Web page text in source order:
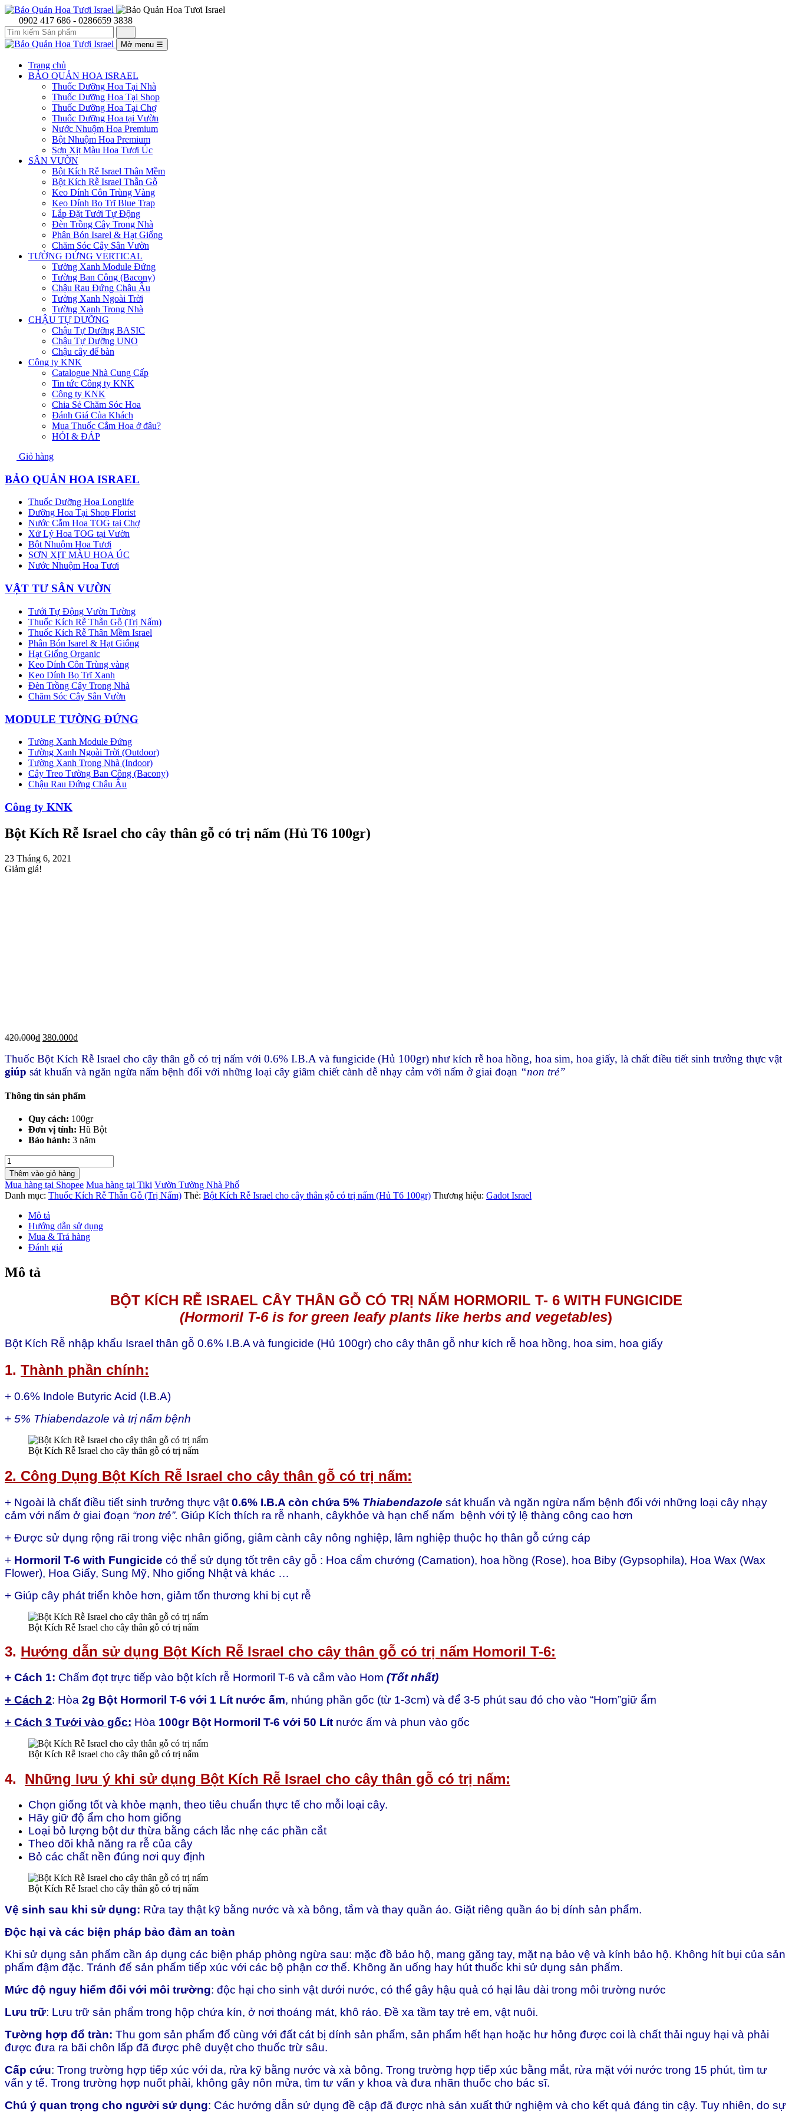
0902 417 686 - 0286659 3838
Mở menu ☰
Trang chủ
BẢO QUẢN HOA ISRAEL
Thuốc Dưỡng Hoa Tại Nhà
Thuốc Dưỡng Hoa Tại Shop
Thuốc Dưỡng Hoa Tại Chợ
Thuốc Dưỡng Hoa tại Vườn
Nước Nhuộm Hoa Premium
Bột Nhuộm Hoa Premium
Sơn Xịt Màu Hoa Tươi Úc
SÂN VƯỜN
Bột Kích Rễ Israel Thân Mềm
Bột Kích Rễ Israel Thẫn Gỗ
Keo Dính Côn Trùng Vàng
Keo Dính Bọ Trĩ Blue Trap
Lắp Đặt Tưới Tự Động
Đèn Trồng Cây Trong Nhà
Phân Bón Isarel & Hạt Giống
Chăm Sóc Cây Sân Vườn
TƯỜNG ĐỨNG VERTICAL
Tường Xanh Module Đứng
Tường Ban Công (Bacony)
Chậu Rau Đứng Châu Âu
Tường Xanh Ngoài Trời
Tường Xanh Trong Nhà
CHẬU TỰ DƯỠNG
Chậu Tự Dưỡng BASIC
Chậu Tự Dưỡng UNO
Chậu cây để bàn
Công ty KNK
Catalogue Nhà Cung Cấp
Tin tức Công ty KNK
Công ty KNK
Chia Sẻ Chăm Sóc Hoa
Đánh Giá Của Khách
Mua Thuốc Cắm Hoa ở đâu?
HỎI & ĐÁP
Giỏ hàng
BẢO QUẢN HOA ISRAEL
Thuốc Dưỡng Hoa Longlife
Dưỡng Hoa Tại Shop Florist
Nước Cắm Hoa TOG tại Chợ
Xử Lý Hoa TOG tại Vườn
Bột Nhuộm Hoa Tươi
SƠN XỊT MÀU HOA ÚC
Nước Nhuộm Hoa Tươi
VẬT TƯ SÂN VƯỜN
Tưới Tự Động Vườn Tường
Thuốc Kích Rễ Thẫn Gỗ (Trị Nấm)
Thuốc Kích Rễ Thân Mềm Israel
Phân Bón Isarel & Hạt Giống
Hạt Giống Organic
Keo Dính Côn Trùng vàng
Keo Dính Bọ Trĩ Xanh
Đèn Trồng Cây Trong Nhà
Chăm Sóc Cây Sân Vườn
MODULE TƯỜNG ĐỨNG
Tường Xanh Module Đứng
Tường Xanh Ngoài Trời (Outdoor)
Tường Xanh Trong Nhà (Indoor)
Cây Treo Tường Ban Công (Bacony)
Chậu Rau Đứng Châu Âu
Công ty KNK
Bột Kích Rễ Israel cho cây thân gỗ có trị nấm (Hủ T6 100gr)
23 Tháng 6, 2021
Giảm giá!
420.000₫ 380.000₫
Thuốc Bột Kích Rễ Israel cho cây thân gỗ có trị nấm với 0.6% I.B.A và fungicide (Hủ 100gr) như kích rễ hoa hồng, hoa sim, hoa giấy, là chất điều tiết sinh trưởng thực vật
giúp sát khuẩn và ngăn ngừa nấm bệnh đối với những loại cây giâm chiết cành dễ nhạy cảm với nấm ở giai đoạn “non trẻ”
Thông tin sản phẩm
Quy cách: 100gr
Đơn vị tính: Hũ Bột
Bảo hành: 3 năm
Bột
Kích
Rễ
Israel
cho
thân
nấm
(Hủ
Thêm vào giỏ hàng
Mua hàng tại Shopee Mua hàng tại Tiki Vườn Tường Nhà Phố
Danh mục: Thuốc Kích Rễ Thẫn Gỗ (Trị Nấm) Thẻ: Bột Kích Rễ Israel cho cây thân gỗ có trị nấm (Hủ T6 100gr) Thương hiệu: Gadot Israel
Mô tả
Hướng dẫn sử dụng
Mua & Trả hàng
Đánh giá
Mô tả
BỘT KÍCH RỄ ISRAEL CÂY THÂN GỖ CÓ TRỊ NẤM HORMORIL T- 6 WITH FUNGICIDE
(Hormoril T-6 is for green leafy plants like herbs and vegetables)
Bột Kích Rễ nhập khẩu Israel thân gỗ 0.6% I.B.A và fungicide (Hủ 100gr) cho cây thân gỗ như kích rễ hoa hồng, hoa sim, hoa giấy
1. Thành phần chính:
+ 0.6% Indole Butyric Acid (I.B.A)
+ 5% Thiabendazole và trị nấm bệnh
Bột Kích Rễ Israel cho cây thân gỗ có trị nấm
2. Công Dụng Bột Kích Rễ Israel cho cây thân gỗ có trị nấm:
+ Ngoài là chất điều tiết sinh trưởng thực vật 0.6% I.B.A còn chứa 5% Thiabendazole sát khuẩn và ngăn ngừa nấm bệnh đối với những loại cây nhạy
cảm với nấm ở giai đoạn “non trẻ”. Giúp Kích thích ra rễ nhanh, câykhỏe và hạn chế nấm bệnh với tỷ lệ thàng công cao hơn
+ Được sử dụng rộng rãi trong việc nhân giống, giâm cành cây nông nghiệp, lâm nghiệp thuộc họ thân gỗ cứng cáp
+ Hormoril T-6 with Fungicide có thể sử dụng tốt trên cây gỗ : Hoa cẩm chướng (Carnation), hoa hồng (Rose), hoa Biby (Gypsophila), Hoa Wax (Wax
Flower), Hoa Giấy, Sung Mỹ, Nho giống Nhật và khác …
+ Giúp cây phát triển khỏe hơn, giảm tổn thương khi bị cụt rễ
Bột Kích Rễ Israel cho cây thân gỗ có trị nấm
3. Hướng dẫn sử dụng Bột Kích Rễ Israel cho cây thân gỗ có trị nấm Homoril T-6:
+ Cách 1: Chấm đọt trực tiếp vào bột kích rễ Hormoril T-6 và cắm vào Hom (Tốt nhất)
+ Cách 2: Hòa 2g Bột Hormoril T-6 với 1 Lít nước ấm, nhúng phần gốc (từ 1-3cm) và để 3-5 phút sau đó cho vào “Hom”giữ ẩm
+ Cách 3 Tưới vào gốc: Hòa 100gr Bột Hormoril T-6 với 50 Lít nước ấm và phun vào gốc
Bột Kích Rễ Israel cho cây thân gỗ có trị nấm
4. Những lưu ý khi sử dụng Bột Kích Rễ Israel cho cây thân gỗ có trị nấm:
Chọn giống tốt và khỏe mạnh, theo tiêu chuẩn thực tế cho mỗi loại cây.
Hãy giữ độ ẩm cho hom giống
Loại bỏ lượng bột dư thừa bằng cách lắc nhẹ các phần cắt
Theo dõi khả năng ra rễ của cây
Bỏ các chất nền đúng nơi quy định
Bột Kích Rễ Israel cho cây thân gỗ có trị nấm
Vệ sinh sau khi sử dụng: Rửa tay thật kỹ bằng nước và xà bông, tắm và thay quần áo. Giặt riêng quần áo bị dính sản phẩm.
Độc hại và các biện pháp bảo đảm an toàn
Khi sử dụng sản phẩm cần áp dụng các biện pháp phòng ngừa sau: mặc đồ bảo hộ, mang găng tay, mặt nạ bảo vệ và kính bảo hộ. Không hít bụi của sản
phẩm đậm đặc. Tránh để sản phẩm tiếp xúc với các bộ phận cơ thể. Không ăn uống hay hút thuốc khi sử dụng sản phẩm.
Mức độ nguy hiểm đối với môi trường: độc hại cho sinh vật dưới nước, có thể gây hậu quả có hại lâu dài trong môi trường nước
Lưu trữ: Lưu trữ sản phẩm trong hộp chứa kín, ở nơi thoáng mát, khô ráo. Đề xa tầm tay trẻ em, vật nuôi.
Tường hợp đổ tràn: Thu gom sản phẩm đổ cùng với đất cát bị dính sản phẩm, sản phẩm hết hạn hoặc hư hỏng được coi là chất thải nguy hại và phải
được đưa ra bãi chôn lấp đã được phê duyệt cho thuốc trừ sâu.
Cấp cứu: Trong trường hợp tiếp xúc với da, rửa kỹ bằng nước và xà bông. Trong trường hợp tiếp xúc bằng mắt, rửa mặt với nước trong 15 phút, tìm tư
vấn y tế. Trong trường hợp nuốt phải, không gây nôn mửa, tìm tư vấn y khoa và đưa nhãn thuốc cho bác sĩ.
Chú ý quan trọng cho người sử dụng: Các hướng dẫn sử dụng đề cập đã được nhà sản xuất thử nghiệm và cho kết quả đáng tin cậy. Tuy nhiên, do sự